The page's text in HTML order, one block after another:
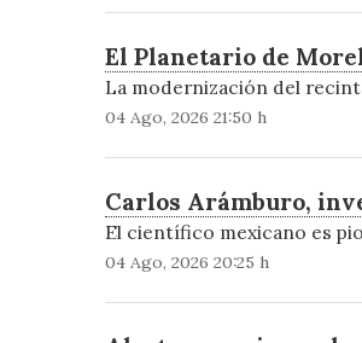
El Planetario de
La modernización del
04 Ago, 2026 21:50 h
Carlos Arámburo,
El científico mexicano es
04 Ago, 2026 20:25 h